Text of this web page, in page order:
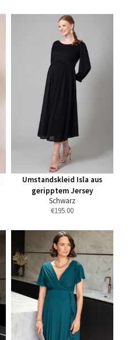
Umstandskleid Isla aus
geripptem Jersey
Schwarz
€195.00